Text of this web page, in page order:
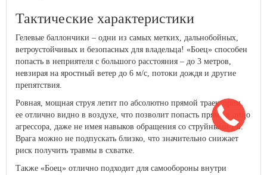
Тактические характеристики
Гелевые баллончики – одни из самых метких, дальнобойных,
ветроустойчивых и безопасных для владельца! «Боец» способен
попасть в неприятеля с большого расстояния – до 3 метров,
невзирая на яростный ветер до 6 м/с, потоки дождя и другие
препятствия.
Ровная, мощная струя летит по абсолютно прямой траектории,
ее отлично видно в воздухе, что позволит попасть прямо в лицо
агрессора, даже не имея навыков обращения со струйными ГБ.
Врага можно не подпускать близко, что значительно снижает
риск получить травмы в схватке.
Также «Боец» отлично подходит для самообороны внутри